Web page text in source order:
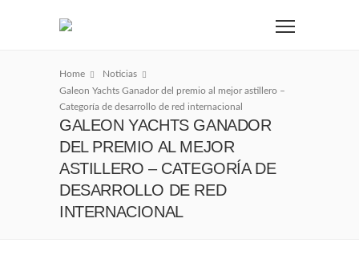
Home
Noticias
Galeon Yachts Ganador del premio al mejor astillero –
Categoría de desarrollo de red internacional
GALEON YACHTS GANADOR
DEL PREMIO AL MEJOR
ASTILLERO – CATEGORÍA DE
DESARROLLO DE RED
INTERNACIONAL